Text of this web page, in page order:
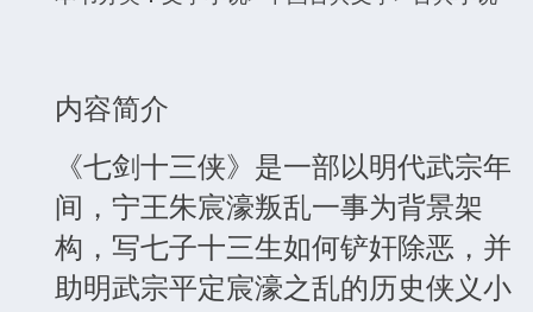
内容简介
《七剑十三侠》是一部以明代武宗年
间，宁王朱宸濠叛乱一事为背景架
构，写七子十三生如何铲奸除恶，并
助明武宗平定宸濠之乱的历史侠义小